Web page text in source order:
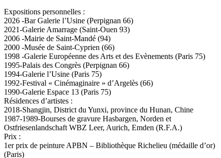
Expositions personnelles :
2026 -Bar Galerie l’Usine (Perpignan 66)
2021-Galerie Amarrage (Saint-Ouen 93)
2006 -Mairie de Saint-Mandé (94)
2000 -Musée de Saint-Cyprien (66)
1998 -Galerie Européenne des Arts et des Evènements (Paris 75)
1995-Palais des Congrès (Perpignan 66)
1994-Galerie l’Usine (Paris 75)
1992-Festival « Cinémaginaire » d’Argelès (66)
1990-Galerie Espace 13 (Paris 75)
Résidences d’artistes :
2018-Shangjin, District du Yunxi, province du Hunan, Chine
1987-1989-Bourses de gravure Hasbargen, Norden et
Ostfriesenlandschaft WBZ Leer, Aurich, Emden (R.F.A.)
Prix :
1er prix de peinture APBN – Bibliothèque Richelieu (médaille d’or)
(Paris)